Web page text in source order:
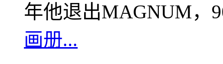
年他退出MAGNUM，
画册...